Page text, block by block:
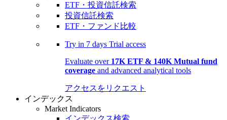
ETF・投資信託検索
投資信託検索
ETF・ファンド比較
Try in 7 days Trial access
Evaluate over 17K ETF & 140K Mutual fund
coverage and advanced analytical tools
アクセスをリクエスト
インデックス
Market Indicators
インデックス検索